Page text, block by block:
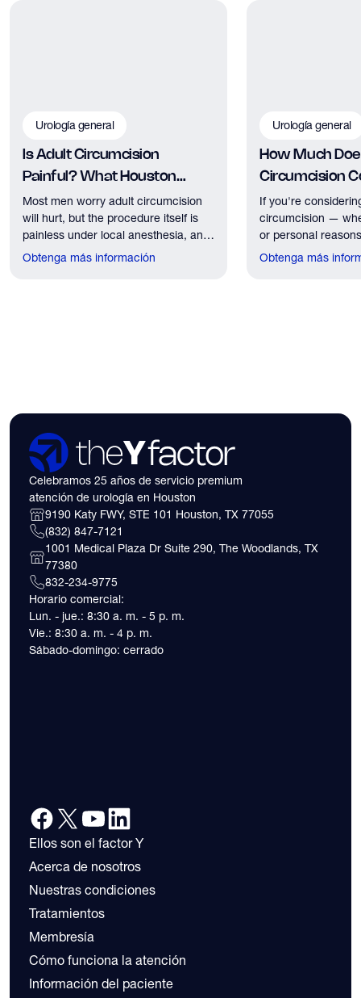
Urología general
Is Adult Circumcision
Painful? What Houston
Patients Should Expect
Most men worry adult circumcision
will hurt, but the procedure itself is
painless under local anesthesia, and
recovery discomfort is mild and short
Obtenga más información
Urología general
How Much
Circumcision
Houston?
If you're
circumcision —
or personal
the first practical
Obtenga más
Celebramos 25 años de servicio premium
atención de urología en Houston
9190 Katy FWY, STE 101 Houston, TX 77055
(832) 847-7121
1001 Medical Plaza Dr Suite 290, The Woodlands, TX
77380
832-234-9775
Horario comercial:
Lun. - jue.: 8:30 a. m. - 5 p. m.
Vie.: 8:30 a. m. - 4 p. m.
Sábado-domingo: cerrado
Ellos son el factor Y
Acerca de nosotros
Nuestras condiciones
Tratamientos
Membresía
Cómo funciona la atención
Información del paciente